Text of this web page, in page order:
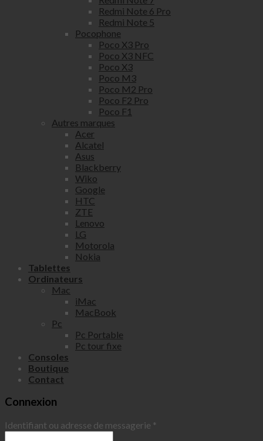
Redmi Note 6 Pro
Redmi Note 5
Pocophone
Poco X3 Pro
Poco X3 NFC
Poco X3
Poco M3
Poco M2 Pro
Poco F2 Pro
Poco F1
Autres marques
Acer
Alcatel
Asus
Blackberry
Wiko
Google
HTC
ZTE
Lenovo
LG
Motorola
Nokia
Tablettes
Ordinateurs
Mac
iMac
MacBook
Pc
Pc Portable
Pc tour fixe
Consoles
Boutique
Contact
Connexion
Identifiant ou adresse de messagerie *